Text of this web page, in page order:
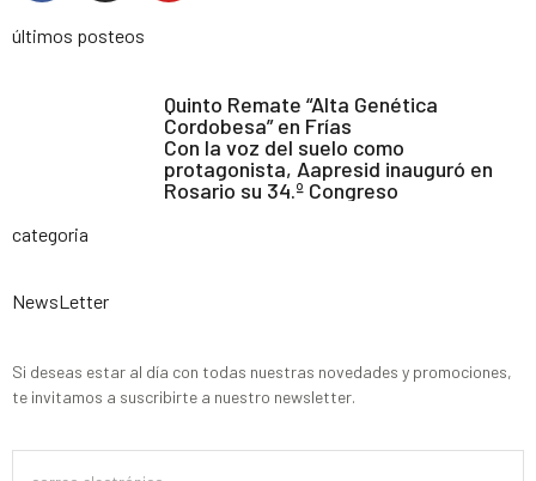
últimos posteos
Quinto Remate “Alta Genética
Cordobesa” en Frías
Con la voz del suelo como
protagonista, Aapresid inauguró en
Rosario su 34.º Congreso
categoria
NewsLetter
Si deseas estar al día con todas nuestras novedades y promociones,
te invitamos a suscribirte a nuestro newsletter.